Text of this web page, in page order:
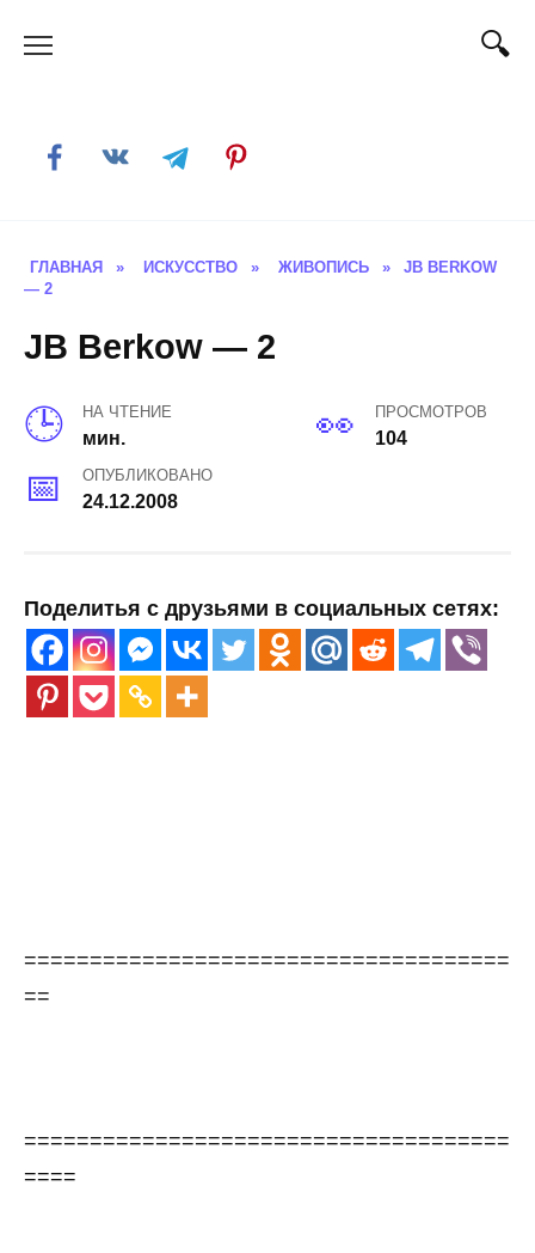
ГЛАВНАЯ » ИСКУССТВО » ЖИВОПИСЬ »
JB BERKOW
— 2
JB Berkow — 2
НА ЧТЕНИЕ
мин.
ПРОСМОТРОВ
104
ОПУБЛИКОВАНО
24.12.2008
Поделитья с друзьями в социальных сетях:
=====================================
==
=====================================
====